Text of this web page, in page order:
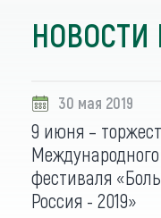
НОВОСТИ
30 мая 2019
9 июня –
фестиваля
Россия - 2019»